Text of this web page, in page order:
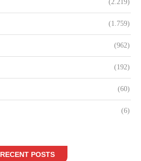
(2.219)
(1.759)
(962)
(192)
(60)
(6)
RECENT POSTS